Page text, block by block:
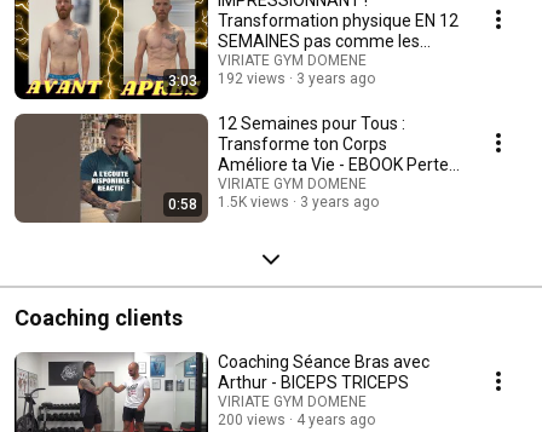
3:03
Transformation physique EN 12
SEMAINES pas comme les
autres! YouTube
VIRIATE GYM DOMENE
192 views
3 years ago
0:58
12 Semaines pour Tous :
Transforme ton Corps
Améliore ta Vie - EBOOK Perte
de poids
VIRIATE GYM DOMENE
1.5K views
3 years ago
Coaching clients
Coaching Séance Bras avec
Arthur - BICEPS TRICEPS
VIRIATE GYM DOMENE
200 views
4 years ago